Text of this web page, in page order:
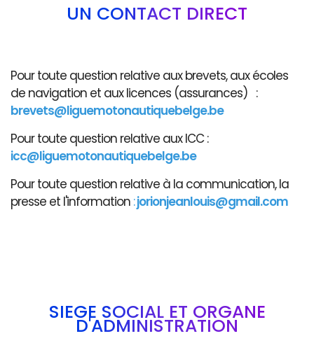
UN CONTACT DIRECT
Pour toute question relative aux brevets, aux écoles
de navigation et aux licences (assurances) :
brevets@liguemotonautiquebelge.be
Pour toute question relative aux ICC :
icc@liguemotonautiquebelge.be
Pour toute question relative à la communication, la
presse et l'information :jorionjeanlouis@gmail.com
SIÈGE SOCIAL ET ORGANE
D'ADMINISTRATION